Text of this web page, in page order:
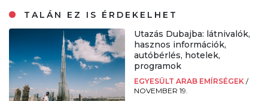
TALÁN EZ IS ÉRDEKELHET
Utazás Dubajba: látnivalók,
hasznos információk,
autóbérlés, hotelek,
programok
EGYESÜLT ARAB EMÍRSÉGEK /
NOVEMBER 19.